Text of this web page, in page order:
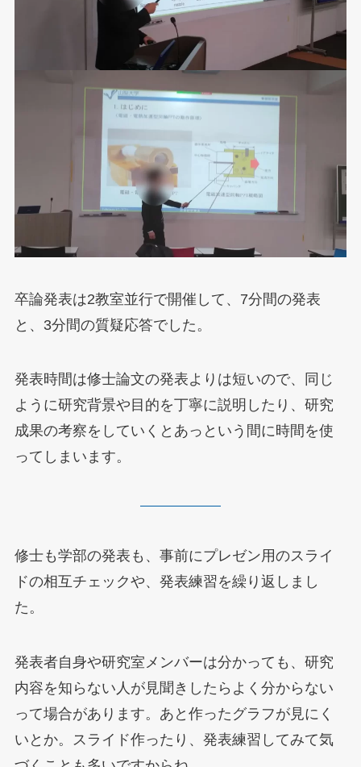
卒論発表は2教室並行で開催して、7分間の発表
と、3分間の質疑応答でした。
発表時間は修士論文の発表よりは短いので、同じ
ように研究背景や目的を丁寧に説明したり、研究
成果の考察をしていくとあっという間に時間を使
ってしまいます。
修士も学部の発表も、事前にプレゼン用のスライ
ドの相互チェックや、発表練習を繰り返しまし
た。
発表者自身や研究室メンバーは分かっても、研究
内容を知らない人が見聞きしたらよく分からない
って場合があります。あと作ったグラフが見にく
いとか。スライド作ったり、発表練習してみて気